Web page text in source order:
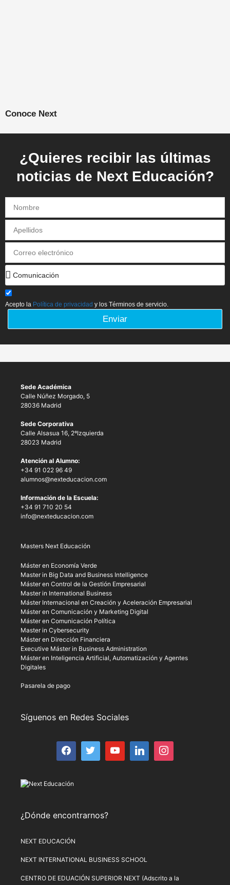
Conoce Next
¿Quieres recibir las últimas
noticias de Next Educación?
Acepto la Política de privacidad y los Términos de servicio.
Enviar
Sede Académica
Calle Núñez Morgado, 5
28036 Madrid
Sede Corporativa
Calle Alsasua 16, 2ºIzquierda
28023 Madrid
Atención al Alumno:
+34 91 022 96 49
alumnos@nexteducacion.com
Información de la Escuela:
+34 91 710 20 54
info@nexteducacion.com
Masters Next Educación
Máster en Economía Verde
Master in Big Data and Business Intelligence
Máster en Control de la Gestión Empresarial
Master in International Business
Máster Internacional en Creación y Aceleración Empresarial
Máster en Comunicación y Marketing Digital
Máster en Comunicación Política
Master in Cybersecurity
Máster en Dirección Financiera
Executive Máster in Business Administration
Máster en Inteligencia Artificial, Automatización y Agentes
Digitales
Pasarela de pago
Síguenos en Redes Sociales
¿Dónde encontrarnos?
NEXT EDUCACIÓN
NEXT INTERNATIONAL BUSINESS SCHOOL
CENTRO DE EDUACIÓN SUPERIOR NEXT (Adscrito a la